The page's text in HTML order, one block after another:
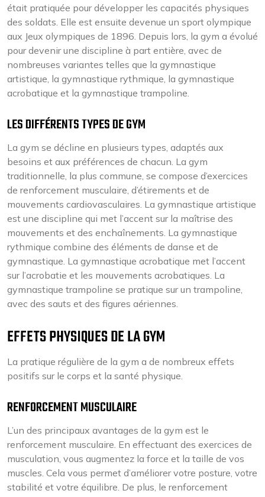
était pratiquée pour développer les capacités physiques
des soldats. Elle est ensuite devenue un sport olympique
aux Jeux olympiques de 1896. Depuis lors, la gym a évolué
pour devenir une discipline à part entière, avec de
nombreuses variantes telles que la gymnastique
artistique, la gymnastique rythmique, la gymnastique
acrobatique et la gymnastique trampoline.
LES DIFFÉRENTS TYPES DE GYM
La gym se décline en plusieurs types, adaptés aux
besoins et aux préférences de chacun. La gym
traditionnelle, la plus commune, se compose d’exercices
de renforcement musculaire, d’étirements et de
mouvements cardiovasculaires. La gymnastique artistique
est une discipline qui met l’accent sur la maîtrise des
mouvements et des enchaînements. La gymnastique
rythmique combine des éléments de danse et de
gymnastique. La gymnastique acrobatique met l’accent
sur l’acrobatie et les mouvements acrobatiques. La
gymnastique trampoline se pratique sur un trampoline,
avec des sauts et des figures aériennes.
EFFETS PHYSIQUES DE LA GYM
La pratique régulière de la gym a de nombreux effets
positifs sur le corps et la santé physique.
RENFORCEMENT MUSCULAIRE
L’un des principaux avantages de la gym est le
renforcement musculaire. En effectuant des exercices de
musculation, vous augmentez la force et la taille de vos
muscles. Cela vous permet d’améliorer votre posture, votre
stabilité et votre équilibre. De plus, le renforcement